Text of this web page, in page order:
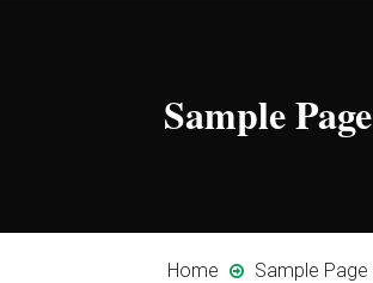
Sample Page
Home Sample Page